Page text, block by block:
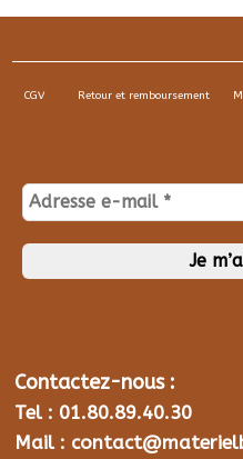
CGV Retour et remboursement
Contactez-nous :
Tel : 01.80.89.40.30
Mail :